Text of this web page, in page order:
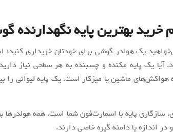
خرید بهترین پایه نگهدارنده
یک هولدر گوشی برای خودتان خریداری کنید؛
آیا یک پایه مکنده و چسبنده به هر سطحی نیاز دارید
هواکش‌های ماشین یا میزکار است. یک پایه لیوانی را
سازگاری پایه با اسمارت‌فون شما است. همه
اندازه یا دامنه گیره خاصی دارند.